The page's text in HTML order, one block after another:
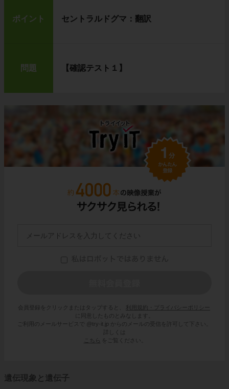
ポイント セントラルドグマ：翻訳
問題 【確認テスト１】
会員登録をクリックまたはタップすると、
利用規約・プライバシーポリシー
に同意したものとみなします。
ご利用のメールサービスで @try-it.jp からのメールの受信を許可して下さい。
詳しくは
こちら
をご覧ください。
遺伝現象と遺伝子